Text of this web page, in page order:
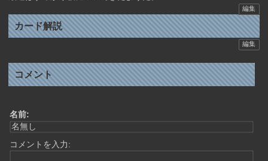
編集
カード解説
編集
コメント
名前:
コメントを入力: